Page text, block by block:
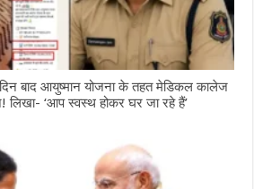
बाद आयुष्मान योजना के तहत मेडिकल कालेज
लिखा- ‘आप स्वस्थ होकर घर जा रहे हैं’